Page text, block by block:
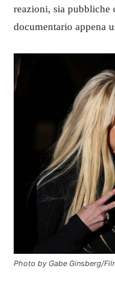
reazioni, sia pubbliche
documentario appena
Photo by Gabe Ginsberg/